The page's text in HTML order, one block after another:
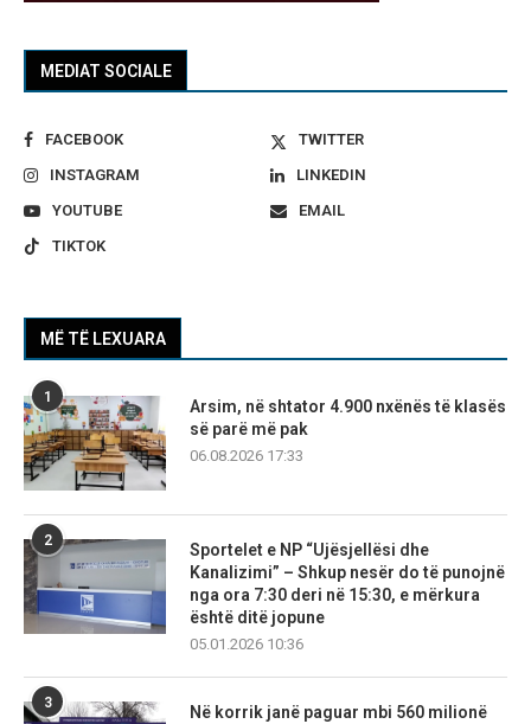
MEDIAT SOCIALE
FACEBOOK
TWITTER
INSTAGRAM
LINKEDIN
YOUTUBE
EMAIL
TIKTOK
MË TË LEXUARA
1
Arsim, në shtator 4.900 nxënës të klasës
së parë më pak
06.08.2026 17:33
2
Sportelet e NP “Ujësjellësi dhe
Kanalizimi” – Shkup nesër do të punojnë
nga ora 7:30 deri në 15:30, e mërkura
është ditë jopune
05.01.2026 10:36
3
Në korrik janë paguar mbi 560 milionë